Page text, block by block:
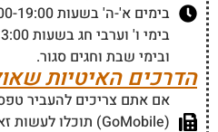
בימים א'-ה' בשעות 09:00-19:00
בימי ו' וערבי חג בשעות 09:00-13:00
ובימי שבת וחגים סגור.
הדרכים האיטיות
אם אתם צריכים להעביר